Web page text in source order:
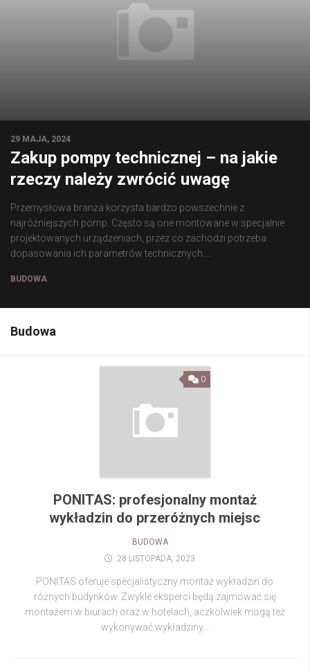
29 MAJA, 2024
Zakup pompy technicznej – na jakie
rzeczy należy zwrócić uwagę
Przemysłowa branża korzysta bardzo powszechnie z
najróżniejszych pomp. Często są one montowane w specjalnie
projektowanych urządzeniach, przez co zachodzi potrzeba
dopasowania ich parametrów technicznych....
BUDOWA
Budowa
0
PONITAS: profesjonalny montaż
wykładzin do przeróżnych miejsc
BUDOWA
28 LISTOPADA, 2023
PONITAS oferuje specjalistyczny montaż wykładzin do
różnych budynków. Zwykle eksperci będą zajmować się
montażem w biurach oraz w hotelach, aczkolwiek mogą też
wykonywać wykładziny...